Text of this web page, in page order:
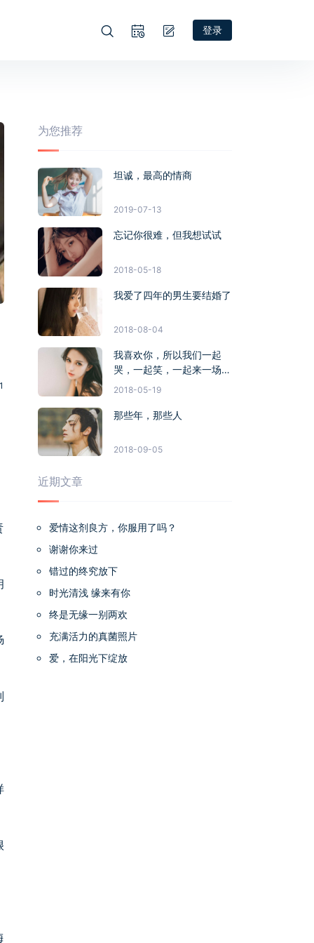
登录
为您推荐
坦诚，最高的情商
2019-07-13
忘记你很难，但我想试试
2018-05-18
我爱了四年的男生要结婚了
2018-08-04
我喜欢你，所以我们一起
哭，一起笑，一起来一场无
悔的旅行
2018-05-19
那些年，那些人
2018-09-05
近期文章
爱情这剂良方，你服用了吗？
谢谢你来过
错过的终究放下
时光清浅 缘来有你
终是无缘一别两欢
充满活力的真菌照片
爱，在阳光下绽放